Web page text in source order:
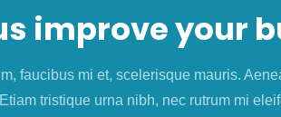
improve your
faucibus mi et, scelerisque mauris.
tristique urna nibh, nec rutrum mi